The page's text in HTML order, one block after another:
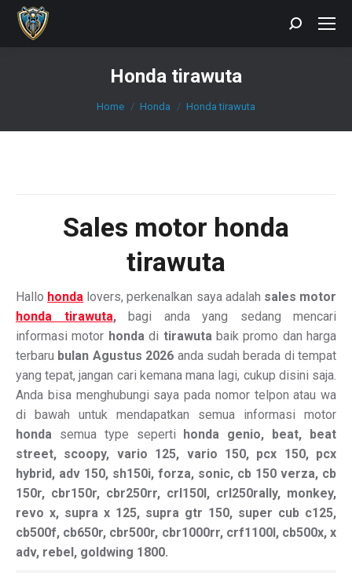
Search:
Honda tirawuta
You are here:
Home Honda Honda tirawuta
Sales motor honda
tirawuta
Hallo honda lovers, perkenalkan saya adalah sales motor
honda tirawuta, bagi anda yang sedang mencari
informasi motor hondadi tirawutabaik promo dan harga
terbaru bulan Agustus 2026 anda sudah berada di tempat
yang tepat, jangan cari kemana mana lagi, cukup disini saja.
Anda bisa menghubungi saya pada nomor telpon atau wa
di bawah untuk mendapatkan semua informasi motor
honda semua type seperti honda genio, beat, beat
street, scoopy, vario 125, vario 150, pcx 150, pcx
hybrid, adv 150, sh150i, forza, sonic, cb 150 verza, cb
150r, cbr150r, cbr250rr, crl150l, crl250rally, monkey,
revo x, supra x 125, supra gtr 150, super cub c125,
cb500f, cb650r, cbr500r, cbr1000rr, crf1100l, cb500x, x
adv, rebel, goldwing 1800.